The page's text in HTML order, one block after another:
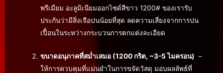
พรีเมียม อะลูมิเนียมออกไซด์สีขาว 1200# ของเรารับ
ประกันว่ามีสิ่งเจือปนน้อยที่สุด ลดความเสี่ยงจากการปน
เปื้อนในระหว่างกระบวนการตกแต่งละเอียด
ขนาดอนุภาคที่สม่ำเสมอ (1200 กริต, ~3-5 ไมครอน) –
ให้การควบคุมที่แม่นยำในการขจัดวัสดุ มอบผลลัพธ์ที่